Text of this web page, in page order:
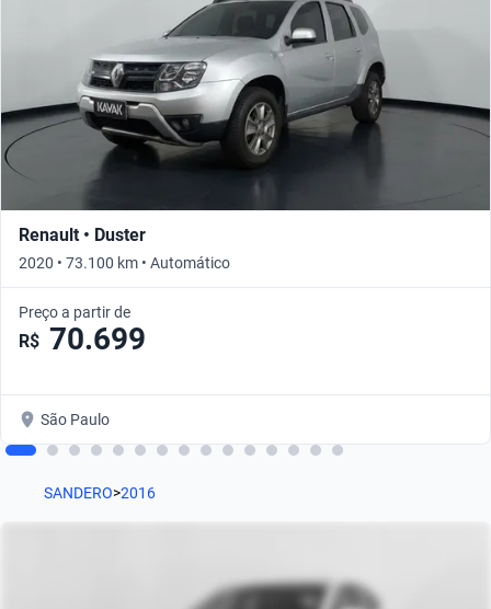
Renault • Duster
2020 • 73.100 km • Automático
Preço a partir de
R$ 70.699
São Paulo
SANDERO>2016